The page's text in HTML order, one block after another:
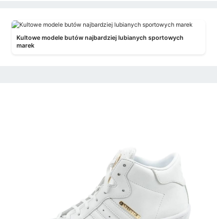
Kultowe modele butów najbardziej lubianych sportowych
marek